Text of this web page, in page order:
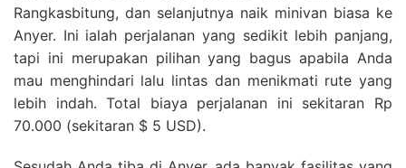
Rangkasbitung, dan selanjutnya naik minivan biasa ke
Anyer. Ini ialah perjalanan yang sedikit lebih panjang,
tapi ini merupakan pilihan yang bagus apabila Anda
mau menghindari lalu lintas dan menikmati rute yang
lebih indah. Total biaya perjalanan ini sekitaran Rp
70.000 (sekitaran $ 5 USD).